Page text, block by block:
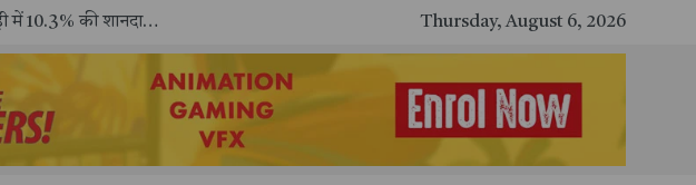
"आपकी पूंजी, आपका अधिकार" अभियान का भव्य शुभारंभ
Thursday, August 6, 2026